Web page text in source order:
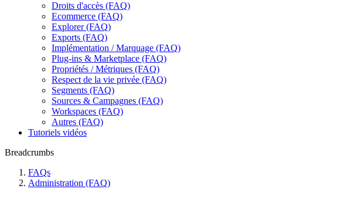
Droits d'accès (FAQ)
Ecommerce (FAQ)
Explorer (FAQ)
Exports (FAQ)
Implémentation / Marquage (FAQ)
Plug-ins & Marketplace (FAQ)
Propriétés / Métriques (FAQ)
Respect de la vie privée (FAQ)
Segments (FAQ)
Sources & Campagnes (FAQ)
Workspaces (FAQ)
Autres (FAQ)
Tutoriels vidéos
Breadcrumbs
FAQs
Administration (FAQ)